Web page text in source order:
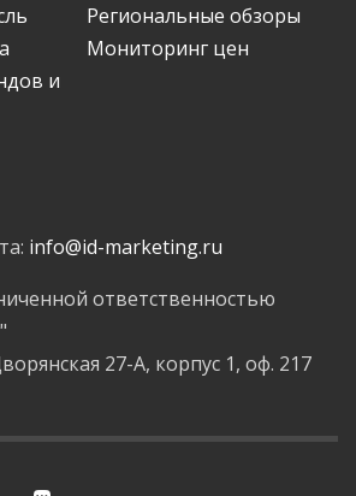
Региональные обзоры
Мониторинг цен
и
info@id-marketing.ru
ответственностью
27-А, корпус 1, оф. 217